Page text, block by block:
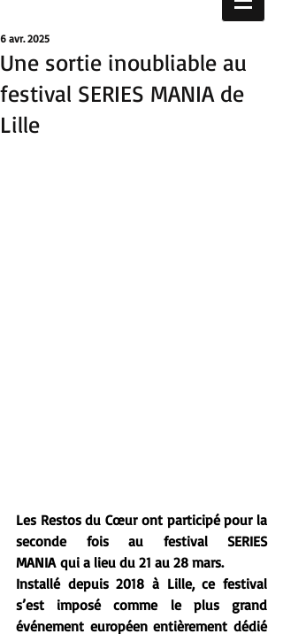
Une sortie inoubliable au
festival SERIES MANIA de
Lille
6 avr. 2025
Les Restos du Cœur ont participé pour la
seconde fois au festival SERIES
MANIA qui a lieu du 21 au 28 mars.
Installé depuis 2018 à Lille, ce festival
s’est imposé comme le plus grand
événement européen entièrement dédié